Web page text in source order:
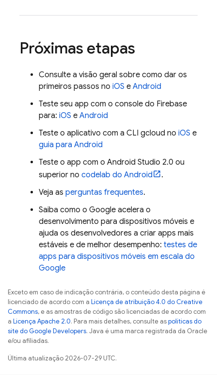
Próximas etapas
Consulte a visão geral sobre como dar os
primeiros passos no iOS e Android
Teste seu app com o console do Firebase
para: iOS e Android
Teste o aplicativo com a CLI gcloud no iOS e
guia para Android
Teste o app com o Android Studio 2.0 ou
superior no codelab do Android
.
Veja as perguntas frequentes.
Saiba como o Google acelera o
desenvolvimento para dispositivos móveis e
ajuda os desenvolvedores a criar apps mais
estáveis e de melhor desempenho: testes de
apps para dispositivos móveis em escala do
Google
Exceto em caso de indicação contrária, o conteúdo desta página é
licenciado de acordo com a Licença de atribuição 4.0 do Creative
Commons, e as amostras de código são licenciadas de acordo com
a Licença Apache 2.0. Para mais detalhes, consulte aspolíticas do
site do Google Developers. Java é uma marca registrada da Oracle
e/ou afiliadas.
Última atualização 2026-07-29 UTC.